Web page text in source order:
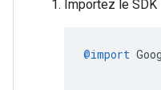
Importez le SDK
@import